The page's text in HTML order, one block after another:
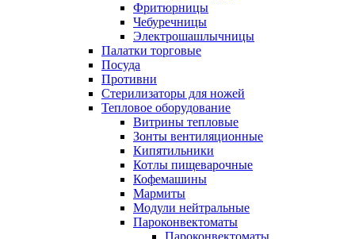
Фритюрницы
Чебуречницы
Электрошашлычницы
Палатки торговые
Посуда
Противни
Стерилизаторы для ножей
Тепловое оборудование
Витрины тепловые
Зонты вентиляционные
Кипятильники
Котлы пищеварочные
Кофемашины
Мармиты
Модули нейтральные
Пароконвектоматы
Пароконвектоматы